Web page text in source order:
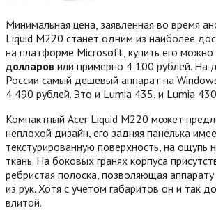
Минимальная цена, заявленная во время
Liquid M220 станет одним из наиболее
на платформе Microsoft, купить его можно
долларов или примерно 4 100 рублей. На
России самый дешевый аппарат на
4 490 рублей. Это и Lumia 435, и Lumia
Компактный Acer Liquid M220 может
неплохой дизайн, его задняя панелька
текстурированную поверхность, на
ткань. На боковых гранях корпуса
ребристая полоска, позволяющая
из рук. Хотя с учетом габаритов он и так
влитой.